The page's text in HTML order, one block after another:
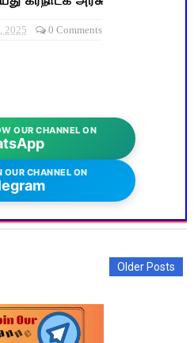
2025 0 Comments
OUR CHANNEL ON
OUR CHANNEL ON
Older Posts